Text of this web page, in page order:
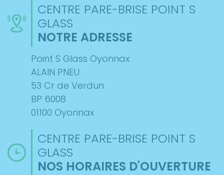
CENTRE PARE-BRISE POINT S
GLASS
NOTRE ADRESSE
Point S Glass Oyonnax
ALAIN PNEU
53 Cr de Verdun
BP 6008
01100 Oyonnax
CENTRE PARE-BRISE POINT S
GLASS
NOS HORAIRES D'OUVERTURE